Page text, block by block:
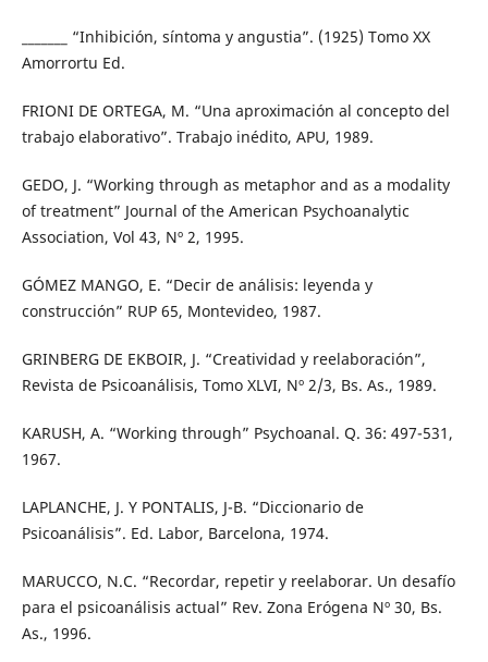
_______ “Inhibición, síntoma y angustia”. (1925) Tomo XX
Amorrortu Ed.
FRIONI DE ORTEGA, M. “Una aproximación al concepto del
trabajo elaborativo”. Trabajo inédito, APU, 1989.
GEDO, J. “Working through as metaphor and as a modality
of treatment” Journal of the American Psychoanalytic
Association, Vol 43, Nº 2, 1995.
GÓMEZ MANGO, E. “Decir de análisis: leyenda y
construcción” RUP 65, Montevideo, 1987.
GRINBERG DE EKBOIR, J. “Creatividad y reelaboración”,
Revista de Psicoanálisis, Tomo XLVI, Nº 2/3, Bs. As., 1989.
KARUSH, A. “Working through” Psychoanal. Q. 36: 497-531,
1967.
LAPLANCHE, J. Y PONTALIS, J-B. “Diccionario de
Psicoanálisis”. Ed. Labor, Barcelona, 1974.
MARUCCO, N.C. “Recordar, repetir y reelaborar. Un desafío
para el psicoanálisis actual” Rev. Zona Erógena Nº 30, Bs.
As., 1996.